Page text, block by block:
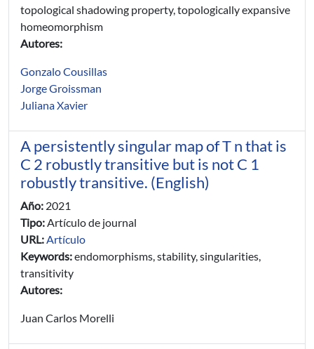
topological shadowing property, topologically expansive
homeomorphism
Autores:
Gonzalo Cousillas
Jorge Groissman
Juliana Xavier
A persistently singular map of T n that is
C 2 robustly transitive but is not C 1
robustly transitive. (English)
Año: 2021
Tipo:Artículo de journal
URL:Artículo
Keywords:endomorphisms, stability, singularities,
transitivity
Autores:
Juan Carlos Morelli